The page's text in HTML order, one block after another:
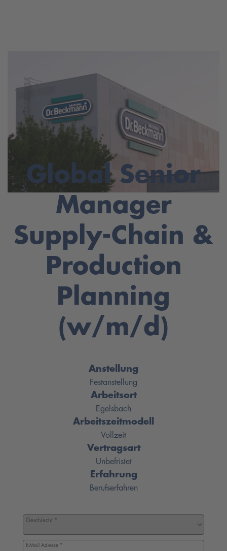
Global Senior
Manager
Supply-Chain &
Production
Planning
(w/m/d)
Anstellung
Festanstellung
Arbeitsort
Egelsbach
Arbeitszeitmodell
Vollzeit
Vertragsart
Unbefristet
Erfahrung
Berufserfahren
Bewerbungsformular
Geschlecht *
E-Mail Adresse *